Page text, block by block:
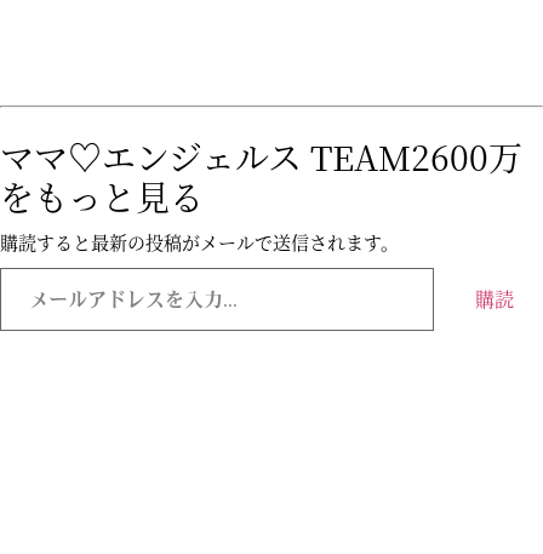
ママ♡エンジェルス TEAM2600万
をもっと見る
購読すると最新の投稿がメールで送信されます。
購読